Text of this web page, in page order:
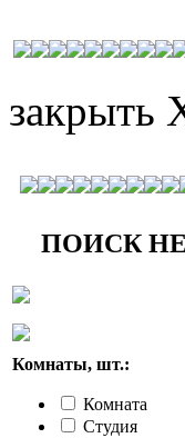
закрыть
ПОИСК
Комнаты, шт.:
Комната
Студия